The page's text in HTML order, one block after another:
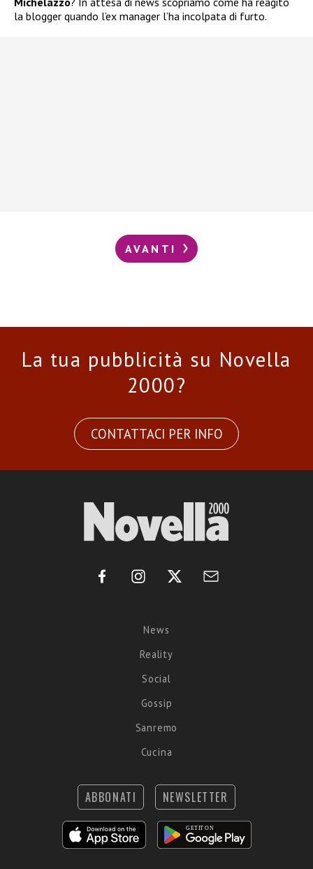
la blogger quando l’ex manager l’ha incolpata di furto.
AVANTI
La tua pubblicità su Novella
2000?
CONTATTACI PER INFO
News
Reality
Social
Gossip
Sanremo
Cucina
ABBONATI NEWSLETTER